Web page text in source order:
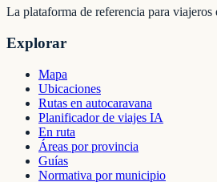
La plataforma de referencia para viajeros
Explorar
Mapa
Ubicaciones
Rutas en autocaravana
Planificador de viajes IA
En ruta
Áreas por provincia
Guías
Normativa por municipio